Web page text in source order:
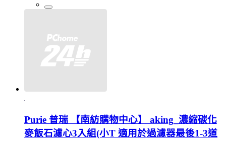
Purie 普瑞 【南紡購物中心】 aking_濃縮碳化
麥飯石濾心3入組(小T 適用於過濾器最後1-3道